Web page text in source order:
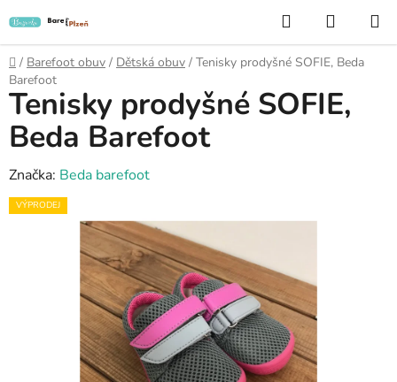
na
obsah
Hledat
KOŠÍK
Domů
/ Barefoot obuv / Dětská obuv / Tenisky prodyšné SOFIE, Beda
Barefoot
Tenisky prodyšné SOFIE,
Beda Barefoot
Značka: Beda barefoot
VÝPRODEJ